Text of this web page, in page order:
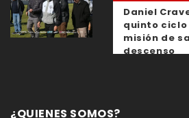
Daniel
quinto ciclo
misión de
descenso
¿QUIENES SOMOS?